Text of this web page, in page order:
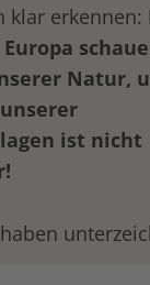
klar erkennen:
Natur,
ist nicht
haben